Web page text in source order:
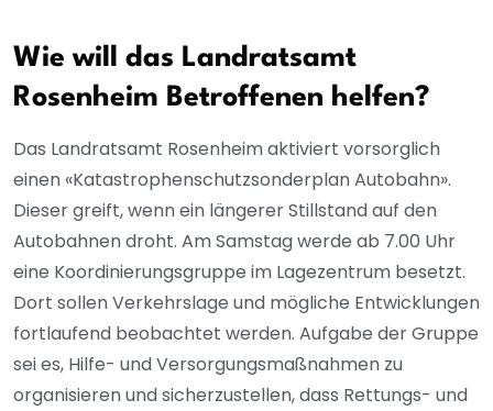
Wie will das Landratsamt
Rosenheim Betroffenen helfen?
Das Landratsamt Rosenheim aktiviert vorsorglich
einen «Katastrophenschutzsonderplan Autobahn».
Dieser greift, wenn ein längerer Stillstand auf den
Autobahnen droht. Am Samstag werde ab 7.00 Uhr
eine Koordinierungsgruppe im Lagezentrum besetzt.
Dort sollen Verkehrslage und mögliche Entwicklungen
fortlaufend beobachtet werden. Aufgabe der Gruppe
sei es, Hilfe- und Versorgungsmaßnahmen zu
organisieren und sicherzustellen, dass Rettungs- und